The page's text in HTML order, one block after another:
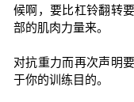
候啊，要比杠铃翻转
部的肌肉力量来。
对抗重力而再次声明
于你的训练目的。